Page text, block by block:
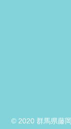
© 2020 群馬県藤